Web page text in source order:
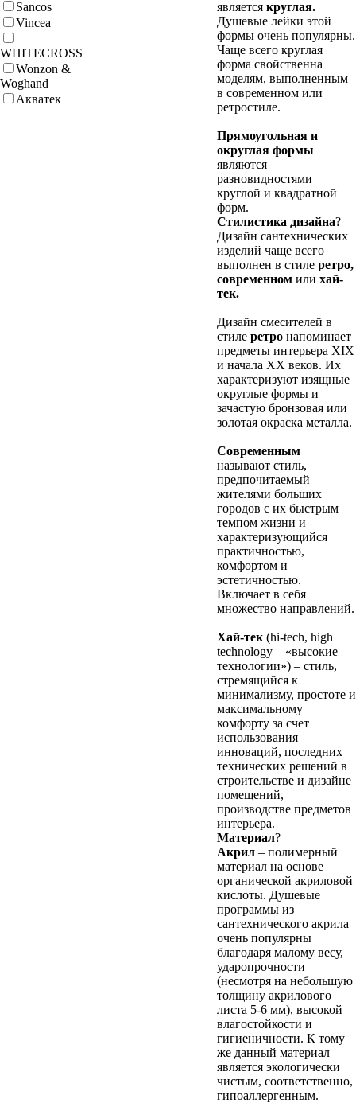
Sancos
Vincea
WHITECROSS
Wonzon &
Woghand
Акватек
является круглая.
Душевые лейки этой
формы очень популярны.
Чаще всего круглая
форма свойственна
моделям, выполненным
в современном или
ретростиле.
Прямоугольная и
округлая формы
являются
разновидностями
круглой и квадратной
форм.
Стилистика дизайна?
Дизайн сантехнических
изделий чаще всего
выполнен в стиле ретро,
современном или хай-
тек.
Дизайн смесителей в
стиле ретро напоминает
предметы интерьера XIX
и начала XX веков. Их
характеризуют изящные
округлые формы и
зачастую бронзовая или
золотая окраска металла.
Современным
называют стиль,
предпочитаемый
жителями больших
городов с их быстрым
темпом жизни и
характеризующийся
практичностью,
комфортом и
эстетичностью.
Включает в себя
множество направлений.
Хай-тек (hi-tech, high
technology – «высокие
технологии») – стиль,
стремящийся к
минимализму, простоте и
максимальному
комфорту за счет
использования
инноваций, последних
технических решений в
строительстве и дизайне
помещений,
производстве предметов
интерьера.
Материал?
Акрил – полимерный
материал на основе
органической акриловой
кислоты. Душевые
программы из
сантехнического акрила
очень популярны
благодаря малому весу,
ударопрочности
(несмотря на небольшую
толщину акрилового
листа 5-6 мм), высокой
влагостойкости и
гигиеничности. К тому
же данный материал
является экологически
чистым, соответственно,
гипоаллергенным.